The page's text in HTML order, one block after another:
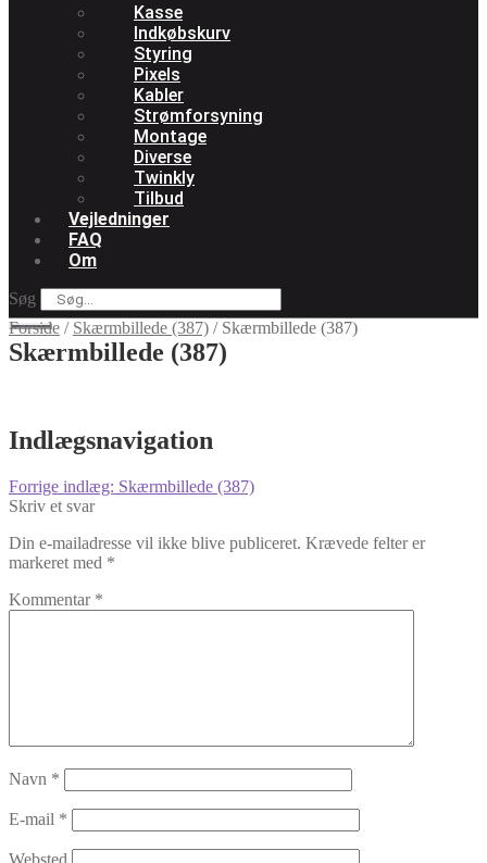
Kasse
Indkøbskurv
Styring
Pixels
Kabler
Strømforsyning
Montage
Diverse
Twinkly
Tilbud
Vejledninger
FAQ
Om
Søg
Forside / Skærmbillede (387) / Skærmbillede (387)
Skærmbillede (387)
Indlægsnavigation
Forrige indlæg: Skærmbillede (387)
Skriv et svar
Din e-mailadresse vil ikke blive publiceret. Krævede felter er
markeret med *
Kommentar *
Navn *
E-mail *
Websted